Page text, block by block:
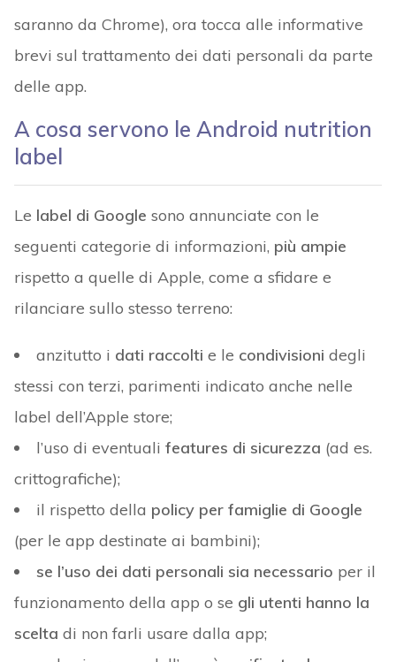
saranno da Chrome), ora tocca alle informative
brevi sul trattamento dei dati personali da parte
delle app.
A cosa servono le Android nutrition
label
Le label di Google sono annunciate con le
seguenti categorie di informazioni, più ampie
rispetto a quelle di Apple, come a sfidare e
rilanciare sullo stesso terreno:
anzitutto i dati raccolti e le condivisioni degli
stessi con terzi, parimenti indicato anche nelle
label dell’Apple store;
l’uso di eventuali features di sicurezza (ad es.
crittografiche);
il rispetto della policy per famiglie di Google
(per le app destinate ai bambini);
se l’uso dei dati personali sia necessario per il
funzionamento della app o se gli utenti hanno la
scelta di non farli usare dalla app;